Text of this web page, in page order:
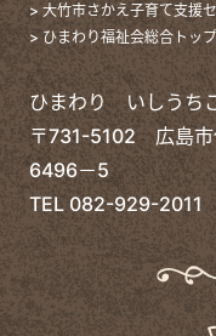
> 大竹市さかえ子育て支援
> ひまわり福祉会総合トップ
ひまわり いしうち
〒731-5102 広島市
6496－5
TEL 082-929-2011